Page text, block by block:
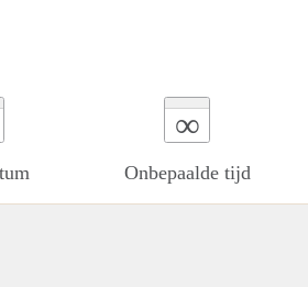
∞
Onbepaalde tijd